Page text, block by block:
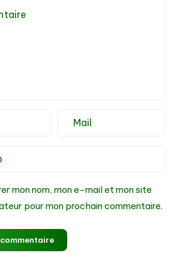
mon nom, mon e-mail et mon site
pour mon prochain commentaire.